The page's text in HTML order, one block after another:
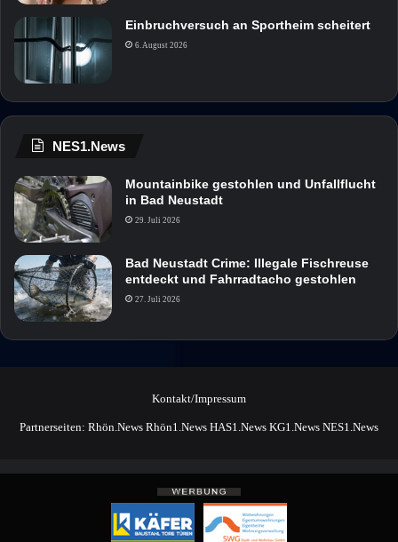
Einbruchversuch an Sportheim scheitert
6. August 2026
NES1.News
Mountainbike gestohlen und Unfallflucht
in Bad Neustadt
29. Juli 2026
Bad Neustadt Crime: Illegale Fischreuse
entdeckt und Fahrradtacho gestohlen
27. Juli 2026
Kontakt/Impressum
Partnerseiten: Rhön.News Rhön1.News HAS1.News KG1.News NES1.News